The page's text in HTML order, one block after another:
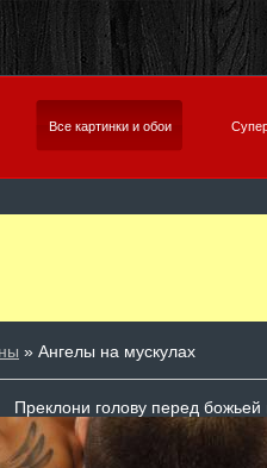
Все картинки и обои
» Ангелы на мускулах
Преклони голову перед